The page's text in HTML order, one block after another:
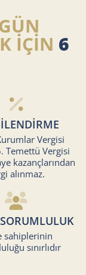
İÇİN 6
Vergisi
Temettü Vergisi
kazançlarından
alınmaz.
sahiplerinin
sınırlıdır